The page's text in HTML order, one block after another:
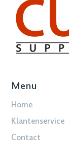
Menu
Home
Klantenservice
Contact